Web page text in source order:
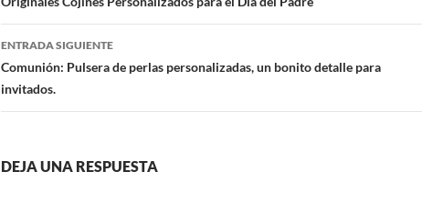
ENTRADA SIGUIENTE
Comunión: Pulsera de perlas personalizadas, un bonito detalle para
invitados.
DEJA UNA RESPUESTA